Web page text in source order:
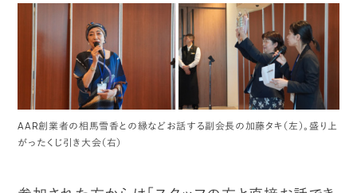
AAR創業者の相馬雪香との縁などお話する副会長の加藤タキ（左）。盛り上
がったくじ引き大会（右）